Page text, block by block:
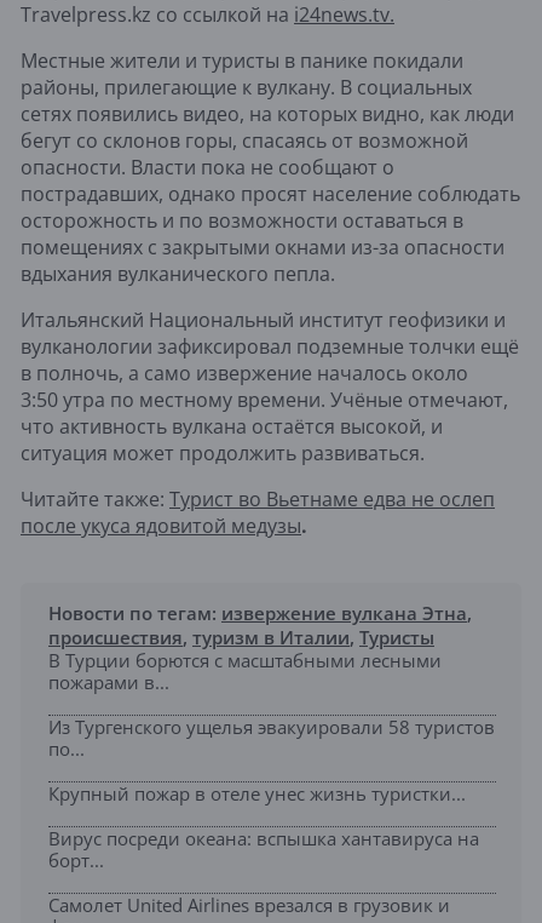
Travelpress.kz со ссылкой на i24news.tv.
Местные жители и туристы в панике покидали
районы, прилегающие к вулкану. В социальных
сетях появились видео, на которых видно, как люди
бегут со склонов горы, спасаясь от возможной
опасности. Власти пока не сообщают о
пострадавших, однако просят население соблюдать
осторожность и по возможности оставаться в
помещениях с закрытыми окнами из-за опасности
вдыхания вулканического пепла.
Итальянский Национальный институт геофизики и
вулканологии зафиксировал подземные толчки ещё
в полночь, а само извержение началось около
3:50 утра по местному времени. Учёные отмечают,
что активность вулкана остаётся высокой, и
ситуация может продолжить развиваться.
Читайте также: Турист во Вьетнаме едва не ослеп
после укуса ядовитой медузы.
Новости по тегам: извержение вулкана Этна,
происшествия, туризм в Италии, Туристы
В Турции борются с масштабными лесными
пожарами в...
Из Тургенского ущелья эвакуировали 58 туристов
по...
Крупный пожар в отеле унес жизнь туристки...
Вирус посреди океана: вспышка хантавируса на
борт...
Самолет United Airlines врезался в грузовик и